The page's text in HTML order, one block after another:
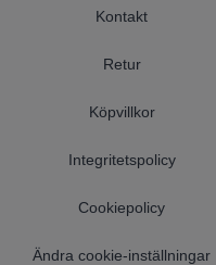
Kontakt
Retur
Köpvillkor
Integritetspolicy
Cookiepolicy
Ändra cookie-inställningar